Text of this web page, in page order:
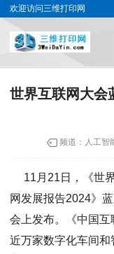
欢迎访问三维打印网
世界互联网大会
频道： 人工智
11月21日，《世
网发展报告2024》
会上发布。《中国
近万家数字化车间